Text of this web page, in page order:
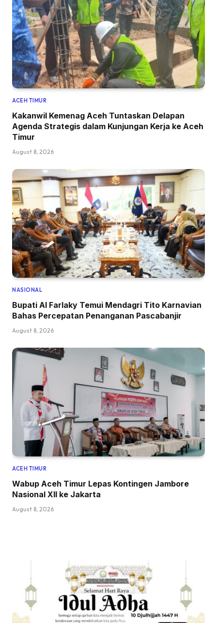
ACEH TIMUR
Kakanwil Kemenag Aceh Tuntaskan Delapan
Agenda Strategis dalam Kunjungan Kerja ke Aceh
Timur
August 8, 2026
NASIONAL
Bupati Al Farlaky Temui Mendagri Tito Karnavian
Bahas Percepatan Penanganan Pascabanjir
August 8, 2026
ACEH TIMUR
Wabup Aceh Timur Lepas Kontingen Jambore
Nasional XII ke Jakarta
August 8, 2026